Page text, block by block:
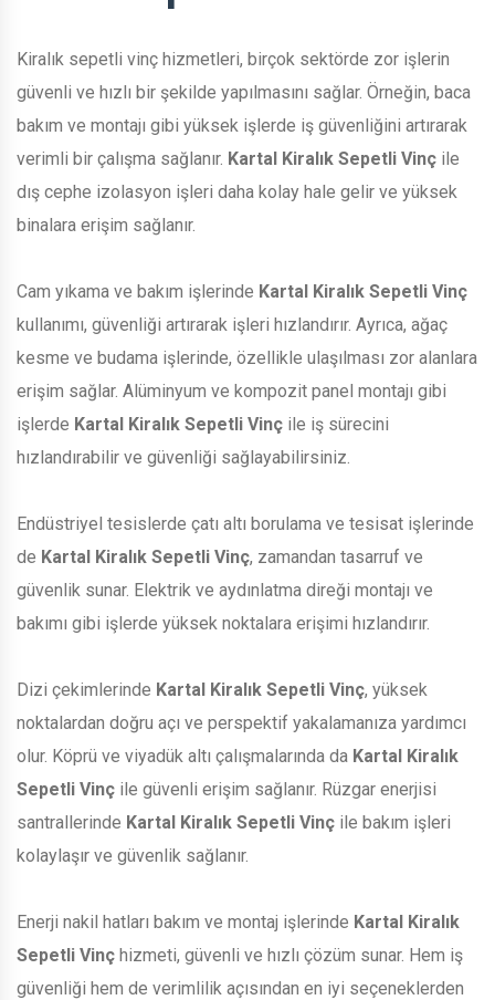
Kiralık sepetli vinç hizmetleri, birçok sektörde zor işlerin
güvenli ve hızlı bir şekilde yapılmasını sağlar. Örneğin, baca
bakım ve montajı gibi yüksek işlerde iş güvenliğini artırarak
verimli bir çalışma sağlanır. Kartal Kiralık Sepetli Vinç ile
dış cephe izolasyon işleri daha kolay hale gelir ve yüksek
binalara erişim sağlanır.
Cam yıkama ve bakım işlerinde Kartal Kiralık Sepetli Vinç
kullanımı, güvenliği artırarak işleri hızlandırır. Ayrıca, ağaç
kesme ve budama işlerinde, özellikle ulaşılması zor alanlara
erişim sağlar. Alüminyum ve kompozit panel montajı gibi
işlerde Kartal Kiralık Sepetli Vinç ile iş sürecini
hızlandırabilir ve güvenliği sağlayabilirsiniz.
Endüstriyel tesislerde çatı altı borulama ve tesisat işlerinde
de Kartal Kiralık Sepetli Vinç, zamandan tasarruf ve
güvenlik sunar. Elektrik ve aydınlatma direği montajı ve
bakımı gibi işlerde yüksek noktalara erişimi hızlandırır.
Dizi çekimlerinde Kartal Kiralık Sepetli Vinç, yüksek
noktalardan doğru açı ve perspektif yakalamanıza yardımcı
olur. Köprü ve viyadük altı çalışmalarında da Kartal Kiralık
Sepetli Vinç ile güvenli erişim sağlanır. Rüzgar enerjisi
santrallerinde Kartal Kiralık Sepetli Vinç ile bakım işleri
kolaylaşır ve güvenlik sağlanır.
Enerji nakil hatları bakım ve montaj işlerinde Kartal Kiralık
Sepetli Vinç hizmeti, güvenli ve hızlı çözüm sunar. Hem iş
güvenliği hem de verimlilik açısından en iyi seçeneklerden